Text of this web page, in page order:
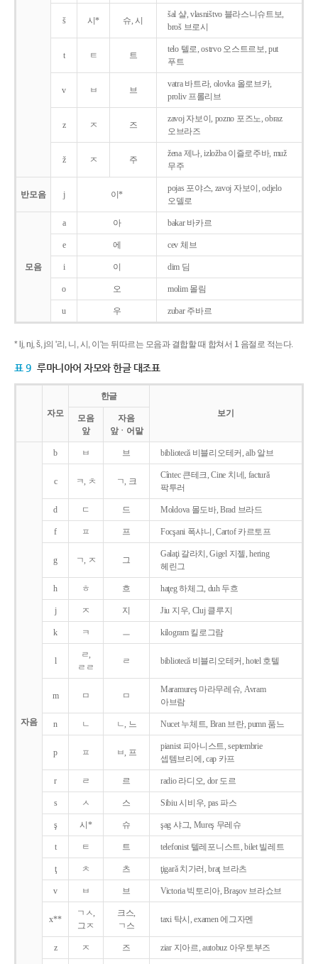
š 시* 슈, 시
šal 샬, vlasništvo 블라스니슈트보,
broš 브로시
t ㅌ 트
telo 텔로, ostrvo 오스트르보, put
푸트
v ㅂ 브
vatra 바트라, olovka 올로브카,
proliv 프롤리브
z ㅈ 즈
zavoj 자보이, pozno 포즈노, obraz
오브라즈
ž ㅈ 주
žena 제나, izložba 이즐로주바, muž
무주
반모음 j 이*
pojas 포야스, zavoj 자보이, odjelo
오델로
모음
a 아 bakar 바카르
e 에 cev 체브
i 이 dim 딤
o 오 molim 몰림
u 우 zubar 주바르
* lj, nj, š, j의 '리, 니, 시, 이'는 뒤따르는 모음과 결합할 때 합쳐서 1 음절로 적는다.
표 9 루마니아어 자모와 한글 대조표
자모
한글
보기
모음
앞
자음
앞ㆍ어말
자음
b ㅂ 브 bibliotecǎ 비블리오테커, alb 알브
c ㅋ, ㅊ ㄱ, 크
Cîntec 큰테크, Cine 치네, facturǎ
팍투러
d ㄷ 드 Moldova 몰도바, Brad 브라드
f ㅍ 프 Focşani 폭샤니, Cartof 카르토프
g ㄱ, ㅈ 그
Galaţi 갈라치, Gigel 지젤, hering
헤린그
h ㅎ 흐 haţeg 하체그, duh 두흐
j ㅈ 지 Jiu 지우, Cluj 클루지
k ㅋ ㅡ kilogram 킬로그람
l
ㄹ,
ㄹㄹ
ㄹ bibliotecǎ 비블리오테커, hotel 호텔
m ㅁ ㅁ
Maramureş 마라무레슈, Avram
아브람
n ㄴ ㄴ, 느 Nucet 누체트, Bran 브란, pumn 품느
p ㅍ ㅂ, 프
pianist 피아니스트, septembrie
셉템브리에, cap 카프
r ㄹ 르 radio 라디오, dor 도르
s ㅅ 스 Sibiu 시비우, pas 파스
ş 시* 슈 şag 샤그, Mureş 무레슈
t ㅌ 트 telefonist 텔레포니스트, bilet 빌레트
ţ ㅊ 츠 ţigarǎ 치가러, braţ 브라츠
v ㅂ 브 Victoria 빅토리아, Braşov 브라쇼브
x**
ㄱㅅ,
그ㅈ
크스,
ㄱ스
taxi 탁시, examen 에그자멘
z ㅈ 즈 ziar 지아르, autobuz 아우토부즈